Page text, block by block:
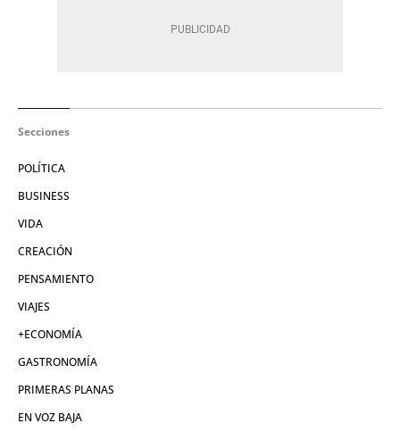
Secciones
POLÍTICA
BUSINESS
VIDA
CREACIÓN
PENSAMIENTO
VIAJES
+ECONOMÍA
GASTRONOMÍA
PRIMERAS PLANAS
EN VOZ BAJA